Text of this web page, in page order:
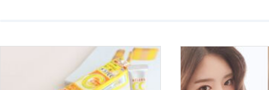
gội, xả, trang bị cả
mà vẫn chưa cải